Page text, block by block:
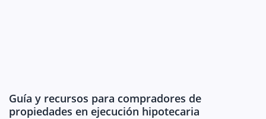
Guía y recursos para compradores de
propiedades en ejecución hipotecaria